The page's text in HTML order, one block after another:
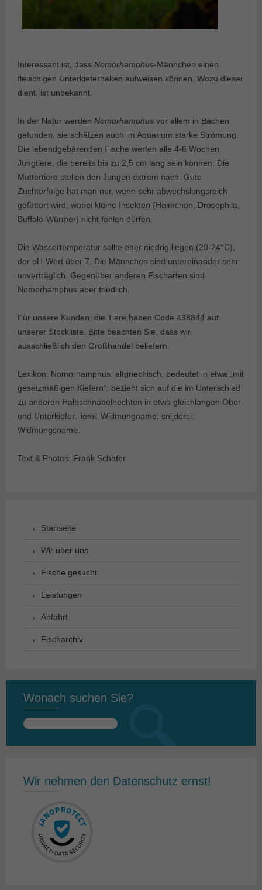
Interessant ist, dass Nomorhamphus-Männchen einen
fleischigen Unterkieferhaken aufweisen können. Wozu dieser
dient, ist unbekannt.
In der Natur werden Nomorhamphus vor allem in Bächen
gefunden, sie schätzen auch im Aquarium starke Strömung.
Die lebendgebärenden Fische werfen alle 4-6 Wochen
Jungtiere, die bereits bis zu 2,5 cm lang sein können. Die
Muttertiere stellen den Jungen extrem nach. Gute
Zuchterfolge hat man nur, wenn sehr abwechslungsreich
gefüttert wird, wobei kleine Insekten (Heimchen, Drosophila,
Buffalo-Würmer) nicht fehlen dürfen.
Die Wassertemperatur sollte eher niedrig liegen (20-24°C),
der pH-Wert über 7. Die Männchen sind untereinander sehr
unverträglich. Gegenüber anderen Fischarten sind
Nomorhamphus aber friedlich.
Für unsere Kunden: die Tiere haben Code 438844 auf
unserer Stockliste. Bitte beachten Sie, dass wir
ausschließlich den Großhandel beliefern.
Lexikon: Nomorhamphus: altgriechisch, bedeutet in etwa „mit
gesetzmäßigen Kiefern“; bezieht sich auf die im Unterschied
zu anderen Halbschnabelhechten in etwa gleichlangen Ober-
und Unterkiefer. liemi: Widmungname; snijdersi:
Widmungsname.
Text & Photos: Frank Schäfer
Startseite
Wir über uns
Fische gesucht
Leistungen
Anfahrt
Fischarchiv
Wonach suchen Sie?
Suchen
Wir nehmen den Datenschutz ernst!